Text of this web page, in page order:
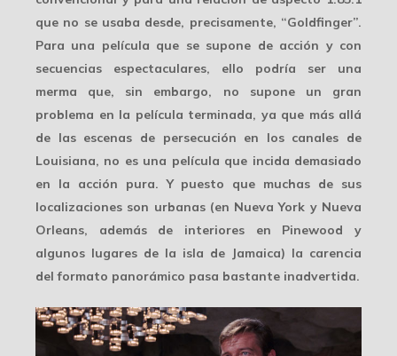
que no se usaba desde, precisamente, “Goldfinger”.
Para una película que se supone de acción y con
secuencias espectaculares, ello podría ser una
merma que, sin embargo, no supone un gran
problema en la película terminada, ya que más allá
de las escenas de persecución en los canales de
Louisiana, no es una película que incida demasiado
en la acción pura. Y puesto que muchas de sus
localizaciones son urbanas(en Nueva York y Nueva
Orleans, además de interiores en Pinewood y
algunos lugares de la isla de Jamaica) la carencia
del formato panorámico pasa bastante inadvertida.